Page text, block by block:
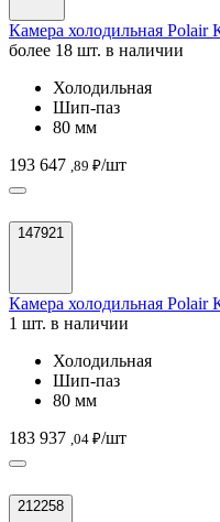
Камера холодильная
более 18 шт. в наличии
Холодильная
Шип-паз
80 мм
193 647 ,89 ₽/шт
147921
Камера холодильная
1 шт. в наличии
Холодильная
Шип-паз
80 мм
183 937 ,04 ₽/шт
212258